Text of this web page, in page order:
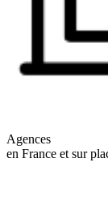
Agences
en France et sur